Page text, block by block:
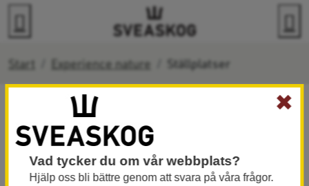
Go to content
Start Experience nature Ställplatser
Ställplatser
✖
Vad tycker du om vår webbplats?
Hjälp oss bli bättre genom att svara på våra frågor.